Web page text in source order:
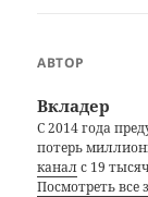
АВТОР
Вкладер
С 2014 года
потерь
каналс 19
Посмотреть все